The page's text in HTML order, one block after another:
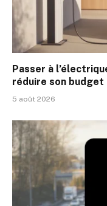
Passer à
réduire son budget
5 août 2026